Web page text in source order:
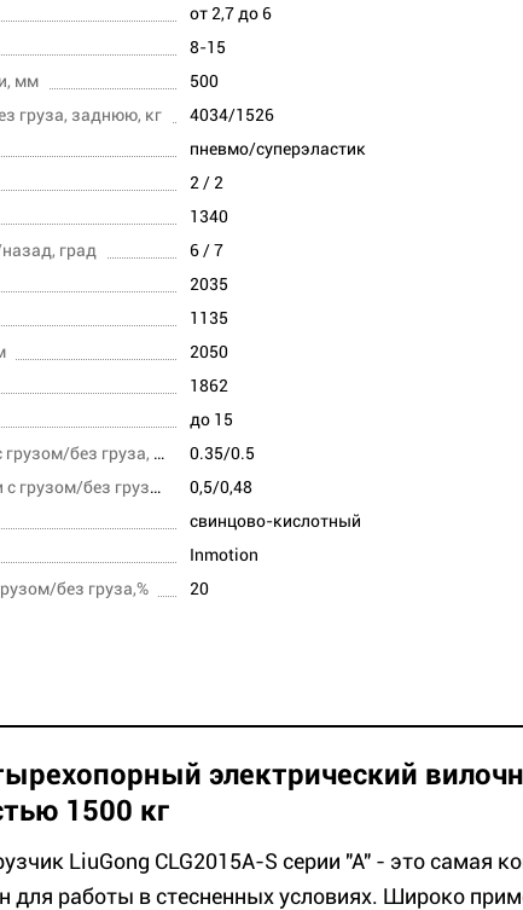
от 2,7 до 6
8-15
мм
500
груза, заднюю, кг
4034/1526
пневмо/суперэластик
2 / 2
1340
град
6 / 7
2035
1135
2050
1862
до 15
Скорость подъема каретки с грузом/без груза, м/с
0.35/0.5
Скорость опускания каретки с грузом/без груза,м/сек
0,5/0,48
свинцово-кислотный
Inmotion
без груза,%
20
электрический
1500 кг
LiuGong CLG2015A-S серии "А" - это самая
для работы в стесненных условиях. Широко